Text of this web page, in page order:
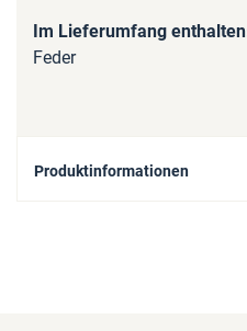
Feder
Produktinformationen